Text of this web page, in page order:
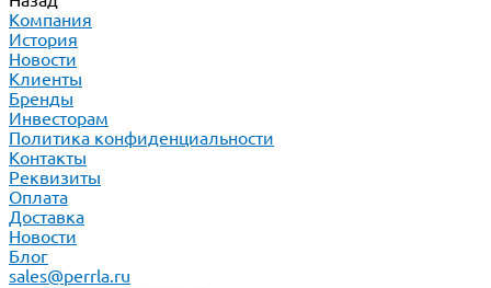
Компания
История
Новости
Клиенты
Бренды
Инвесторам
Политика конфиденциальности
Контакты
Реквизиты
Оплата
Доставка
Новости
Блог
sales@perrla.ru